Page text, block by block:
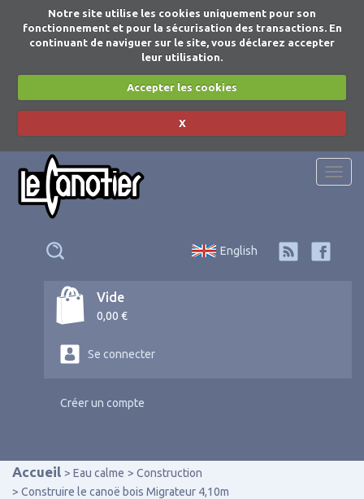
Notre site utilise les cookies uniquement pour son
fonctionnement et pour la sécurisation des transactions. En
continuant de naviguer sur le site, vous déclarez accepter
leur utilisation.
Accepter les cookies
X
English
Vide
0,00 €
Se connecter
Créer un compte
Accueil Eau calme
Construction
Construire le canoë bois Migrateur 4,10m